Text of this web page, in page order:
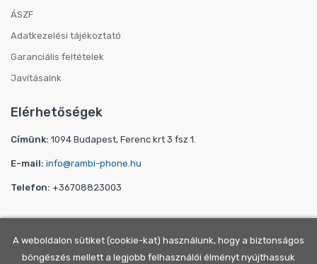
ÁSZF
Adatkezelési tájékoztató
Garanciális feltételek
Javításaink
Elérhetőségek
Címünk: 1094 Budapest, Ferenc krt 3 fsz 1.
E-mail: info@rambi-phone.hu
Telefon: +36708823003
A weboldalon sütiket (cookie-kat) használunk, hogy a biztonságos
böngészés mellett a legjobb felhasználói élményt nyújthassuk